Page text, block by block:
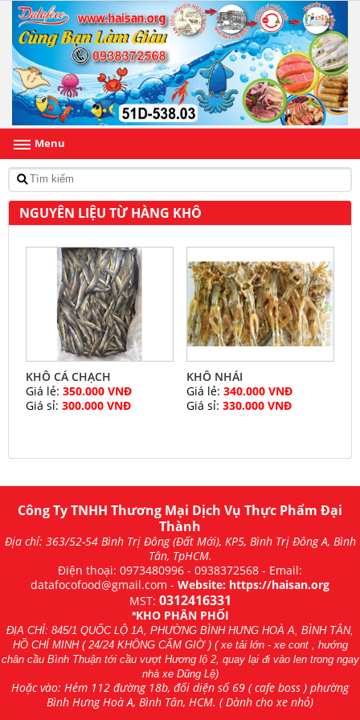
Menu
NGUYÊN LIỆU TỪ HÀNG KHÔ
KHÔ CÁ CHẠCH
Giá lẻ: 350.000 VNĐ
Giá sỉ: 300.000 VNĐ
KHÔ NHÁI
Giá lẻ: 340.000 VNĐ
Giá sỉ: 330.000 VNĐ
Công Ty TNHH Thương Mại Dịch Vụ Thực Phẩm Đại
Thành
Địa chỉ: 363/52-54 Bình Trị Đông (Đất Mới), KP5, Bình Trị Đông A, Bình
Tân, TpHCM.
Điện thoại: 0973480996 - 0938372568 - Email:
datafocofood@gmail.com - Website: https://haisan.org
MST: 0312416331
*KHO PHÂN PHỐI
ĐỊA CHỈ: 845/1 QUỐC LỘ 1A, PHƯỜNG BÌNH HƯNG HOÀ A, BÌNH TÂN,
HỒ CHÍ MINH ( 24/24 KHÔNG CẤM GIỜ ) ( xe tải lớn - xe cont , hướng
chân cầu Bình Thuận tới cầu vượt Hương lộ 2, quay lại đi vào len trong ngay
nhà xe Dũng Lệ)
Hoặc vào: Hẻm 112 đường 18b, đối diện số 69 ( cafe boss ) phường
Bình Hưng Hoà A, Bình Tân, HCM. ( Dành cho xe nhỏ)